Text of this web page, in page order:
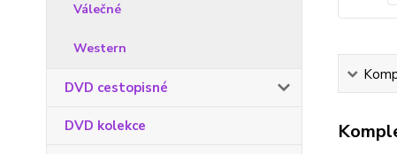
Válečné
Western
DVD cestopisné
DVD kolekce